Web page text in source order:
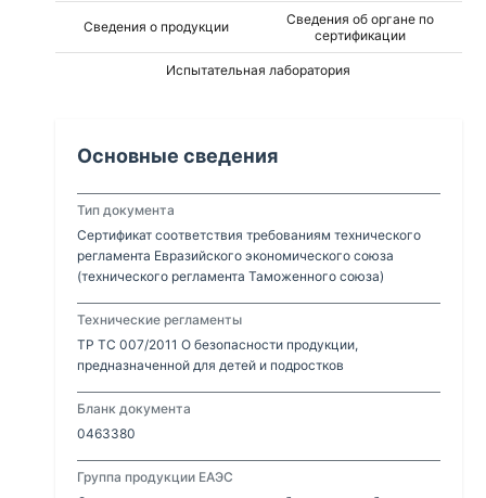
Сведения о продукции
Сведения об органе по
сертификации
Испытательная лаборатория
Основные сведения
Тип документа
Сертификат соответствия требованиям технического
регламента Евразийского экономического союза
(технического регламента Таможенного союза)
Технические регламенты
ТР ТС 007/2011 О безопасности продукции,
предназначенной для детей и подростков
Бланк документа
0463380
Группа продукции ЕАЭС